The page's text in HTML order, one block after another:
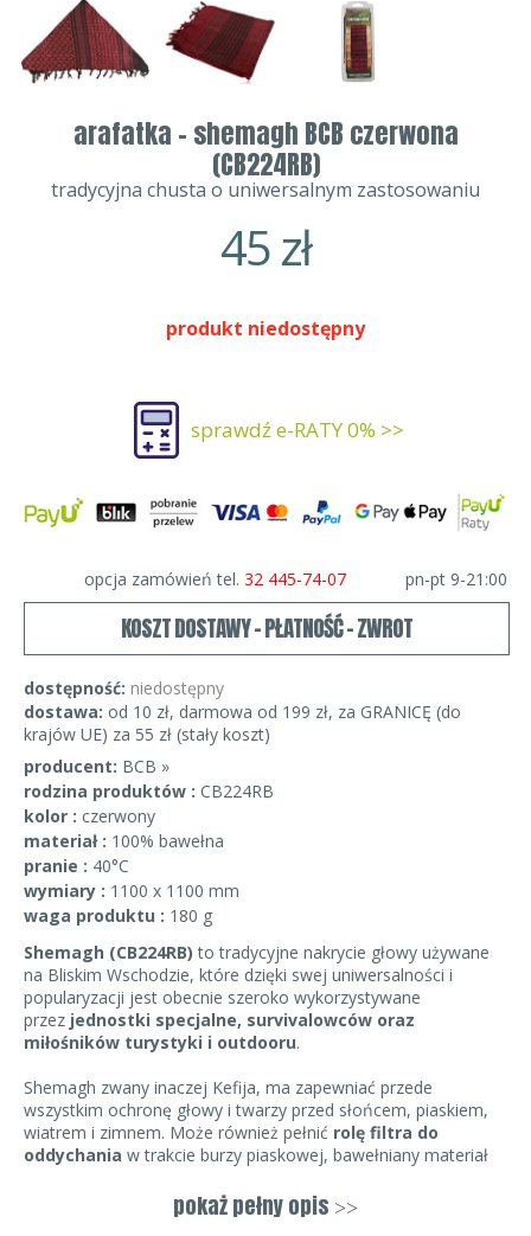
arafatka - shemagh BCB czerwona
(CB224RB)
tradycyjna chusta o uniwersalnym zastosowaniu
45zł
produkt niedostępny
sprawdź e-RATY 0% >>
opcja zamówień tel. 32 445-74-07 pn-pt 9-21:00
KOSZT DOSTAWY - PŁATNOŚĆ - ZWROT
dostępność: niedostępny
dostawa: od 10 zł, darmowa od 199 zł, za GRANICĘ (do
krajów UE) za 55 zł (stały koszt)
producent: BCB »
rodzina produktów : CB224RB
kolor : czerwony
materiał : 100% bawełna
pranie : 40°C
wymiary : 1100 x 1100 mm
waga produktu : 180 g
Shemagh (CB224RB) to tradycyjne nakrycie głowy używane
na Bliskim Wschodzie, które dzięki swej uniwersalności i
popularyzacji jest obecnie szeroko wykorzystywane
przez jednostki specjalne, survivalowców oraz
miłośników turystyki i outdooru.
Shemagh zwany inaczej Kefija, ma zapewniać przede
wszystkim ochronę głowy i twarzy przed słońcem, piaskiem,
wiatrem i zimnem. Może również pełnić rolę filtra do
oddychania w trakcie burzy piaskowej, bawełniany materiał
rozpalania ognia lub ręcznik, a cała chusta dzięki swej
ma właściwości kamuflujące
pokaż pełny opis >>